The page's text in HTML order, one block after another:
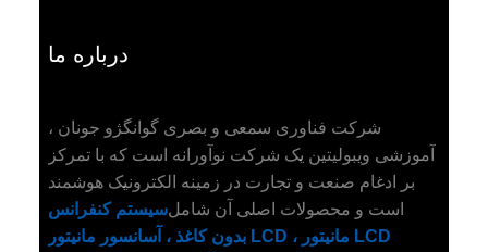
درباره ما
شرکت فناوری سمعی و بصری گوانگژو جونان ،
آموزشی ویبولیتین یک شرکت نوآورانه است که با تمرکز
بر ادغام صنعت و تجارت در زمینه الکترونیک هوشمند
است و محصولات اصلی آن شاملسیستم کنفرانس
بدون کاغذ ، آسانسور مانیتور LCD ، مانیتور LCD